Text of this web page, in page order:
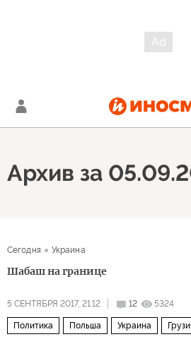
Архив за
Сегодня Украина
Шабаш на границе
5 СЕНТЯБРЯ 2017, 21:12 12 5324
Политика Польша Украина